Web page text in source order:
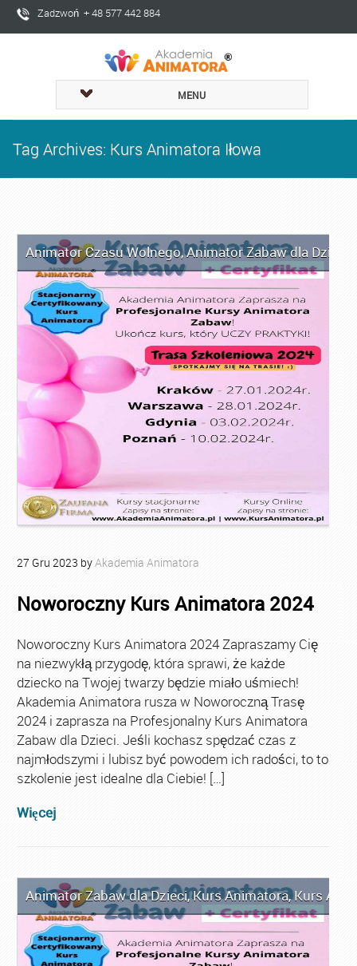
Zadzwoń + 48 577 442 884
MENU
Tag Archives: Kurs Animatora Iłowa
Animator Czasu Wolnego,Animator Zabaw dla Dzieci
27 Gru 2023 byAkademia Animatora
Noworoczny Kurs Animatora 2024
Noworoczny Kurs Animatora 2024 Zapraszamy Cię
na niezwykłą przygodę, która sprawi, że każde
dziecko na Twojej twarzy będzie miało uśmiech!
Akademia Animatora rusza w Noworoczną Trasę
2024 i zaprasza na Profesjonalny Kurs Animatora
Zabaw dla Dzieci. Jeśli kochasz spędzać czas z
najmłodszymi i lubisz być powodem ich radości, to to
szkolenie jest idealne dla Ciebie! […]
Więcej
Animator Zabaw dla Dzieci,Kurs Animatora,Kurs